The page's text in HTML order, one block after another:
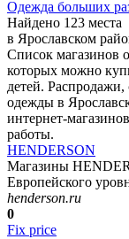
Одежда больших
Найдено 123 места
в Ярославском
Список магазинов
которых можно
детей.
одежды в
интернет-
работы.
HENDERSON
Магазины
Европейского
henderson.ru
0
Fix price